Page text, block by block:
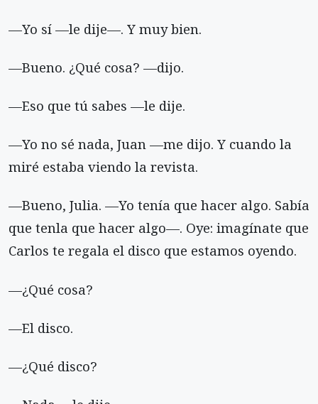
—Yo sí —le dije—. Y muy bien.
—Bueno. ¿Qué cosa? —dijo.
—Eso que tú sabes —le dije.
—Yo no sé nada, Juan —me dijo. Y cuando la
miré estaba viendo la revista.
—Bueno, Julia. —Yo tenía que hacer algo. Sabía
que tenla que hacer algo—. Oye: imagínate que
Carlos te regala el disco que estamos oyendo.
—¿Qué cosa?
—El disco.
—¿Qué disco?